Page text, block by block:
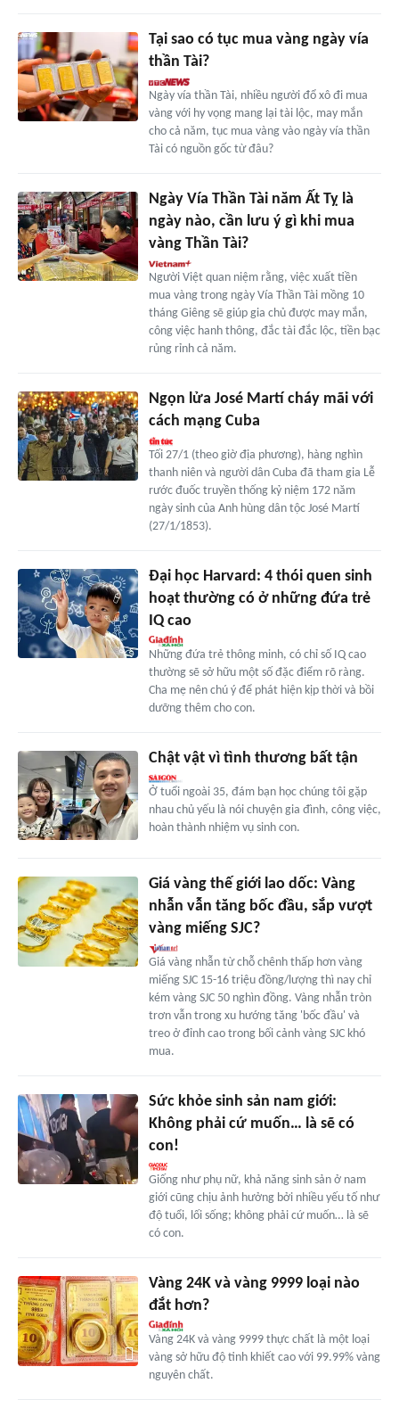
Tại sao có tục mua vàng ngày vía
thần Tài?
Ngày vía thần Tài, nhiều người đổ xô đi mua
vàng với hy vọng mang lại tài lộc, may mắn
cho cả năm, tục mua vàng vào ngày vía thần
Tài có nguồn gốc từ đâu?
Ngày Vía Thần Tài năm Ất Tỵ là
ngày nào, cần lưu ý gì khi mua
vàng Thần Tài?
Người Việt quan niệm rằng, việc xuất tiền
mua vàng trong ngày Vía Thần Tài mồng 10
tháng Giêng sẽ giúp gia chủ được may mắn,
công việc hanh thông, đắc tài đắc lộc, tiền bạc
rủng rỉnh cả năm.
Ngọn lửa José Martí cháy mãi với
cách mạng Cuba
Tối 27/1 (theo giờ địa phương), hàng nghìn
thanh niên và người dân Cuba đã tham gia Lễ
rước đuốc truyền thống kỷ niệm 172 năm
ngày sinh của Anh hùng dân tộc José Martí
(27/1/1853).
Đại học Harvard: 4 thói quen sinh
hoạt thường có ở những đứa trẻ
IQ cao
Những đứa trẻ thông minh, có chỉ số IQ cao
thường sẽ sở hữu một số đặc điểm rõ ràng.
Cha mẹ nên chú ý để phát hiện kịp thời và bồi
dưỡng thêm cho con.
Chật vật vì tình thương bất tận
Ở tuổi ngoài 35, đám bạn học chúng tôi gặp
nhau chủ yếu là nói chuyện gia đình, công việc,
hoàn thành nhiệm vụ sinh con.
Giá vàng thế giới lao dốc: Vàng
nhẫn vẫn tăng bốc đầu, sắp vượt
vàng miếng SJC?
Giá vàng nhẫn từ chỗ chênh thấp hơn vàng
miếng SJC 15-16 triệu đồng/lượng thì nay chỉ
kém vàng SJC 50 nghìn đồng. Vàng nhẫn tròn
trơn vẫn trong xu hướng tăng 'bốc đầu' và
treo ở đỉnh cao trong bối cảnh vàng SJC khó
mua.
Sức khỏe sinh sản nam giới:
Không phải cứ muốn… là sẽ có
con!
Giống như phụ nữ, khả năng sinh sản ở nam
giới cũng chịu ảnh hưởng bởi nhiều yếu tố như
độ tuổi, lối sống; không phải cứ muốn… là sẽ
có con.
Vàng 24K và vàng 9999 loại nào
đắt hơn?
Vàng 24K và vàng 9999 thực chất là một loại
vàng sở hữu độ tinh khiết cao với 99.99% vàng
nguyên chất.